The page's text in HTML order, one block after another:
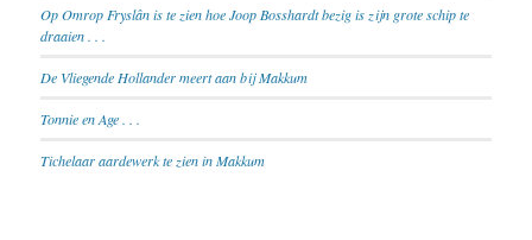
Op Omrop Fryslân is te zien hoe Joop Bosshardt bezig is zijn grote schip te
draaien . . .
De Vliegende Hollander meert aan bij Makkum
Tonnie en Age . . .
Tichelaar aardewerk te zien in Makkum